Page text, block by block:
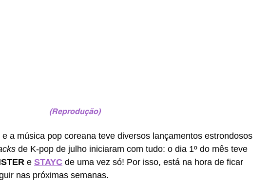
(Reprodução)
a música pop coreana teve diversos lançamentos estrondosos
de K-pop de julho iniciaram com tudo: o dia 1º do mês teve
e STAYC de uma vez só! Por isso, está na hora de ficar
nas próximas semanas.